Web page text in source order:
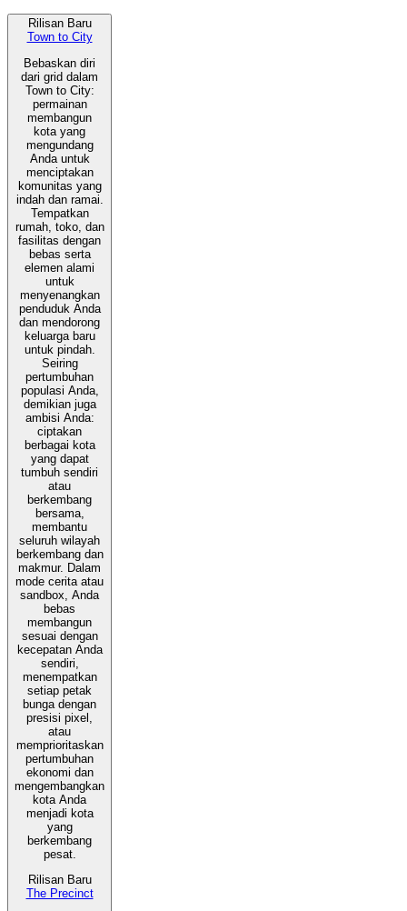
Rilisan Baru
Town to City
Bebaskan diri
dari grid dalam
Town to City:
permainan
membangun
kota yang
mengundang
Anda untuk
menciptakan
komunitas yang
indah dan ramai.
Tempatkan
rumah, toko, dan
fasilitas dengan
bebas serta
elemen alami
untuk
menyenangkan
penduduk Anda
dan mendorong
keluarga baru
untuk pindah.
Seiring
pertumbuhan
populasi Anda,
demikian juga
ambisi Anda:
ciptakan
berbagai kota
yang dapat
tumbuh sendiri
atau
berkembang
bersama,
membantu
seluruh wilayah
berkembang dan
makmur. Dalam
mode cerita atau
sandbox, Anda
bebas
membangun
sesuai dengan
kecepatan Anda
sendiri,
menempatkan
setiap petak
bunga dengan
presisi pixel,
atau
memprioritaskan
pertumbuhan
ekonomi dan
mengembangkan
kota Anda
menjadi kota
yang
berkembang
pesat.
Rilisan Baru
The Precinct